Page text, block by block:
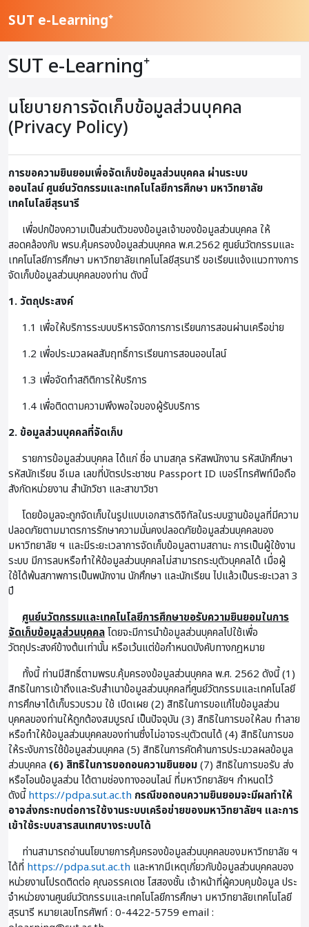
SUT e-Learning⁺
SUT e-Learning⁺
นโยบายการจัดเก็บข้อมูลส่วนบุคคล
(Privacy Policy)
การขอความยินยอมเพื่อจัดเก็บข้อมูลส่วนบุคคล ผ่านระบบ
ออนไลน์ศูนย์นวัตกรรมและเทคโนโลยีการศึกษา มหาวิทยาลัย
เทคโนโลยีสุรนารี
เพื่อปกป้องความเป็นส่วนตัวของข้อมูลเจ้าของข้อมูลส่วนบุคคล ให้
สอดคล้องกับ พรบ.คุ้มครองข้อมูลส่วนบุคคล พ.ศ.2562 ศูนย์นวัตกรรมและ
เทคโนโลยีการศึกษา มหาวิทยาลัยเทคโนโลยีสุรนารี ขอเรียนแจ้งแนวทางการ
จัดเก็บข้อมูลส่วนบุคคลของท่าน ดังนี้
1. วัตถุประสงค์
1.1 เพื่อให้บริการระบบบริหารจัดการการเรียนการสอนผ่านเครือข่าย
1.2 เพื่อประมวลผลสัมฤทธิ์การเรียนการสอนออนไลน์
1.3 เพื่อจัดทำสถิติการให้บริการ
1.4 เพื่อติดตามความพึงพอใจของผู้รับบริการ
2. ข้อมูลส่วนบุคคลที่จัดเก็บ
รายการข้อมูลส่วนบุคคล ได้แก่ ชื่อ นามสกุล รหัสพนักงาน รหัสนักศึกษา
รหัสนักเรียน อีเมล เลขที่บัตรประชาชน Passport ID เบอร์โทรศัพท์มือถือ
สังกัดหน่วยงาน สำนักวิชา และสาขาวิชา
โดยข้อมูลจะถูกจัดเก็บในรูปแบบเอกสารดิจิทัลในระบบฐานข้อมูลที่มีความ
ปลอดภัยตามมาตรการรักษาความมั่นคงปลอดภัยข้อมูลส่วนบุคคลของ
มหาวิทยาลัย ฯ และมีระยะเวลาการจัดเก็บข้อมูลตามสถานะ การเป็นผู้ใช้งาน
ระบบ มีการลบหรือทำให้ข้อมูลส่วนบุคคลไม่สามารถระบุตัวบุคคลได้ เมื่อผู้
ใช้ได้พ้นสภาพการเป็นพนักงาน นักศึกษา และนักเรียน ไปแล้วเป็นระยะเวลา 3
ปี
ศูนย์นวัตกรรมและเทคโนโลยีการศึกษาขอรับความยินยอมในการ
จัดเก็บข้อมูลส่วนบุคคลโดยจะมีการนำข้อมูลส่วนบุคคลไปใช้เพื่อ
วัตถุประสงค์ข้างต้นเท่านั้น หรือเว้นแต่ข้อกำหนดบังคับทางกฎหมาย
ทั้งนี้ ท่านมีสิทธิ์ตามพรบ.คุ้มครองข้อมูลส่วนบุคคล พ.ศ. 2562 ดังนี้ (1)
สิทธิในการเข้าถึงและรับสำเนาข้อมูลส่วนบุคคลที่ศูนย์วัตกรรมและเทคโนโลยี
การศึกษาได้เก็บรวบรวม ใช้ เปิดเผย (2) สิทธิในการขอแก้ไขข้อมูลส่วน
บุคคลของท่านให้ถูกต้องสมบูรณ์ เป็นปัจจุบัน (3) สิทธิในการขอให้ลบ ทำลาย
หรือทำให้ข้อมูลส่วนบุคคลของท่านซึ่งไม่อาจระบุตัวตนได้ (4) สิทธิในการขอ
ให้ระงับการใช้ข้อมูลส่วนบุคคล (5) สิทธิในการคัดค้านการประมวลผลข้อมูล
ส่วนบุคคล (6) สิทธิในการขอถอนความยินยอม(7) สิทธิในการขอรับ ส่ง
หรือโอนข้อมูลส่วน ได้ตามช่องทางออนไลน์ ที่มหาวิทยาลัยฯ กำหนดไว้
ดังนี้ https://pdpa.sut.ac.th กรณีขอถอนความยินยอมจะมีผลทำให้
อาจส่งกระทบต่อการใช้งานระบบเครือข่ายของมหาวิทยาลัยฯ และการ
เข้าใช้ระบบสารสนเทศบางระบบได้
ท่านสามารถอ่านนโยบายการคุ้มครองข้อมูลส่วนบุคคลของมหาวิทยาลัย ฯ
ได้ที่ https://pdpa.sut.ac.th และหากมีเหตุเกี่ยวกับข้อมูลส่วนบุคคลของ
หน่วยงานโปรดติดต่อ คุณอรรคเดช โสสองชั้น เจ้าหน้าที่ผู้ควบคุมข้อมูล ประ
จําหน่วยงานศูนย์นวัตกรรมและเทคโนโลยีการศึกษา มหาวิทยาลัยเทคโนโลยี
สุรนารี หมายเลขโทรศัพท์ : 0-4422-5759 email :